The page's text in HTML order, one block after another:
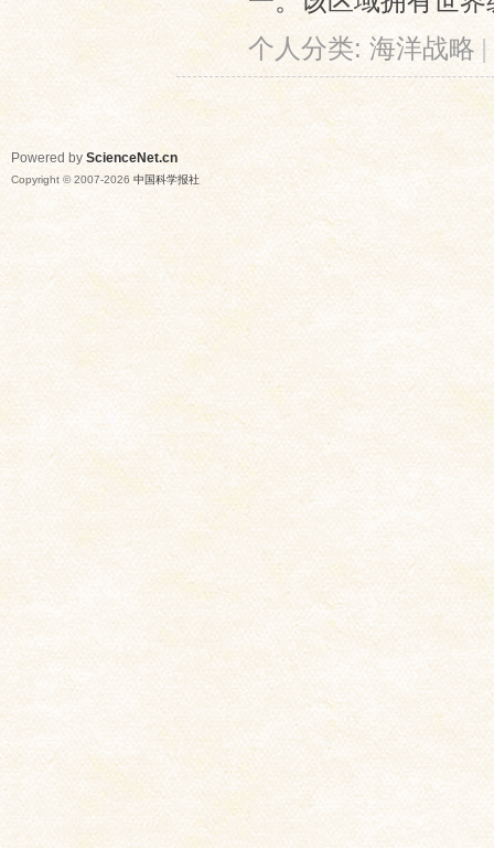
个人分类: 海洋战略 |
Powered by ScienceNet.cn
Copyright © 2007-2026 中国科学报社